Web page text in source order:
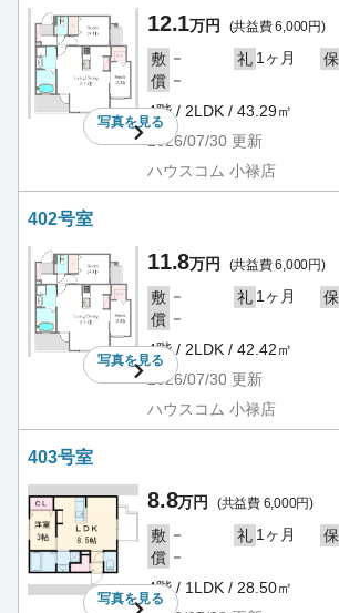
写真を見る
12.1万円 (共益費 6,000円)
敷 － 礼 1ヶ月 保
償 －
4階 / 2LDK / 43.29㎡
2026/07/30 更新
ハウスコム 小禄店
402号室
写真を見る
11.8万円 (共益費 6,000円)
敷 － 礼 1ヶ月 保
償 －
4階 / 2LDK / 42.42㎡
2026/07/30 更新
ハウスコム 小禄店
403号室
写真を見る
8.8万円 (共益費 6,000円)
敷 － 礼 1ヶ月 保
償 －
4階 / 1LDK / 28.50㎡